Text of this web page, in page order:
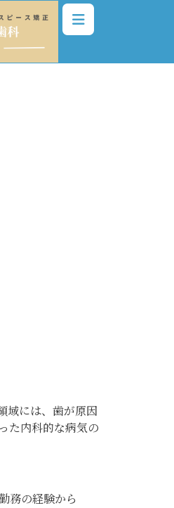
域には、歯が原因
た内科的な病気の
務の経験から